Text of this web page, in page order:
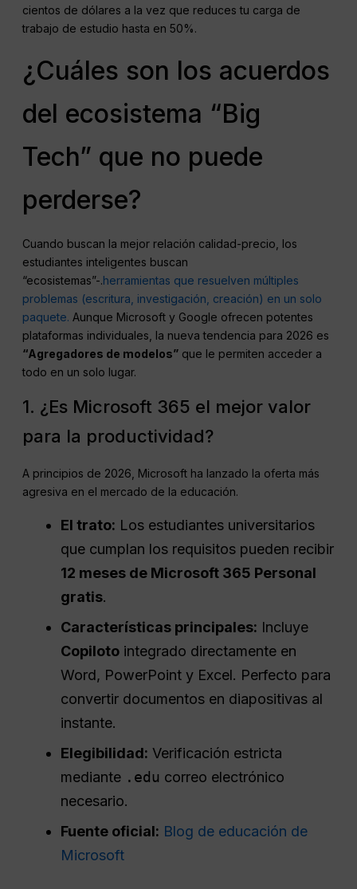
cientos de dólares a la vez que reduces tu carga de
trabajo de estudio hasta en 50%.
¿Cuáles son los acuerdos
del ecosistema “Big
Tech” que no puede
perderse?
Cuando buscan la mejor relación calidad-precio, los
estudiantes inteligentes buscan
“ecosistemas”-.herramientas que resuelven múltiples
problemas (escritura, investigación, creación) en un solo
paquete. Aunque Microsoft y Google ofrecen potentes
plataformas individuales, la nueva tendencia para 2026 es
“Agregadores de modelos” que le permiten acceder a
todo en un solo lugar.
1. ¿Es Microsoft 365 el mejor valor
para la productividad?
A principios de 2026, Microsoft ha lanzado la oferta más
agresiva en el mercado de la educación.
El trato: Los estudiantes universitarios
que cumplan los requisitos pueden recibir
12 meses de Microsoft 365 Personal
gratis.
Características principales: Incluye
Copiloto integrado directamente en
Word, PowerPoint y Excel. Perfecto para
convertir documentos en diapositivas al
instante.
Elegibilidad: Verificación estricta
mediante .edu correo electrónico
necesario.
Fuente oficial: Blog de educación de
Microsoft